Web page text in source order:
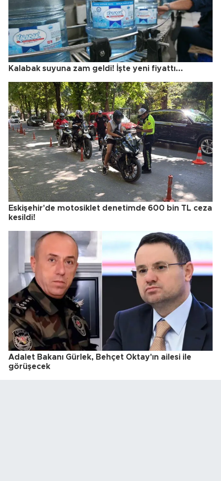
Kalabak suyuna zam geldi! İşte yeni fiyattı...
Eskişehir'de motosiklet denetimde 600 bin TL ceza
kesildi!
Adalet Bakanı Gürlek, Behçet Oktay'ın ailesi ile
görüşecek